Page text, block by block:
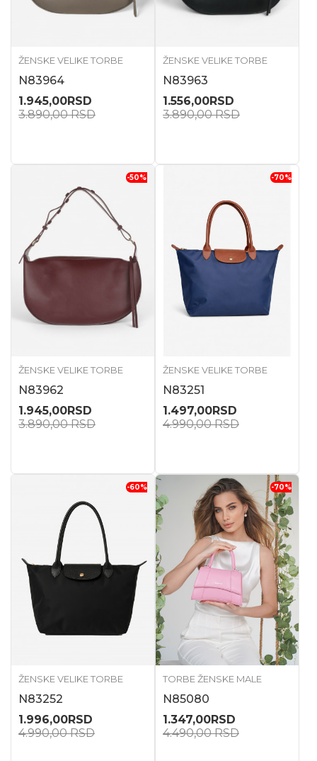
ŽENSKE VELIKE TORBE
N83964
1.945,00RSD
3.890,00RSD
ŽENSKE VELIKE TORBE
N83963
1.556,00RSD
3.890,00RSD
-50%
ŽENSKE VELIKE TORBE
N83962
1.945,00RSD
3.890,00RSD
-70%
ŽENSKE VELIKE TORBE
N83251
1.497,00RSD
4.990,00RSD
-60%
ŽENSKE VELIKE TORBE
N83252
1.996,00RSD
4.990,00RSD
-70%
TORBE ŽENSKE MALE
N85080
1.347,00RSD
4.490,00RSD